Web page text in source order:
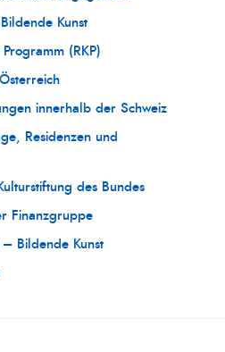
Kunst
(RKP)
innerhalb der Schweiz
Residenzen und
des Bundes
Finanzgruppe
Bildende Kunst